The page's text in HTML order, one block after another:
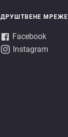
ДРУШТВЕНЕ МРЕЖЕ
Facebook
Instagram